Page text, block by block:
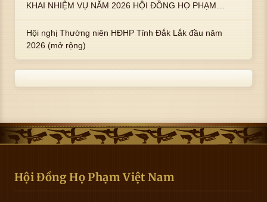
KHAI NHIỆM VỤ NĂM 2026 HỘI ĐỒNG HỌ PHẠM
Hội nghị Thường niên HĐHP Tỉnh Đắk Lắk đầu năm
2026 (mở rộng)
Hội Đồng Họ Phạm Việt Nam